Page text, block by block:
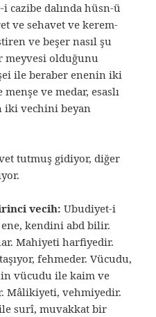
cazibe dalında hüsn-ü
ve sehavet ve kerem-
ve beşer nasıl şu
meyvesi olduğunu
ile beraber enenin iki
ve medar, esaslı
iki vechini beyan
tutmuş gidiyor, diğer
vecih: Ubudiyet-i
kendini abd bilir.
Mahiyeti harfiyedir.
fehmeder. Vücudu,
vücudu ile kaim ve
Mâlikiyeti, vehmiyedir.
surî, muvakkat bir